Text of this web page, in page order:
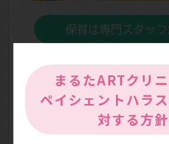
まるたARTクリ
ペイシェントハラ
対する方針
保育は専門スタッ